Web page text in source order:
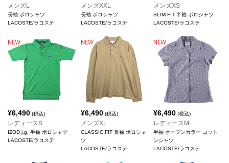
メンズL
長袖 ポロシャツ
LACOSTE/ラコステ
メンズXXL
長袖 ポロシャツ
LACOSTE/ラコステ
メンズXS
SLIM FIT 半袖 ポロシャツ
LACOSTE/ラコステ
¥6,490 (税込)
レディースS
IZOD j.g. 半袖 ポロシャツ
LACOSTE/ラコステ
¥6,490(税込)
メンズXL
CLASSIC FIT 長袖 ポロシャ
ツ
LACOSTE/ラコステ
¥6,490 (税込)
レディースM
半袖 オープンカラー コット
ンシャツ
LACOSTE/ラコステ